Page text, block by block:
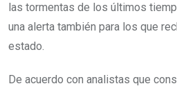
las tormentas de los últimos
una alerta también para los que
estado.
De acuerdo con analistas que